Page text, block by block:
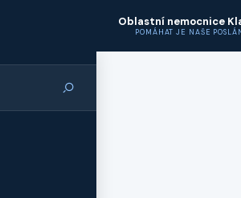
Oblastní nemocnice
POMÁHAT JE NAŠE